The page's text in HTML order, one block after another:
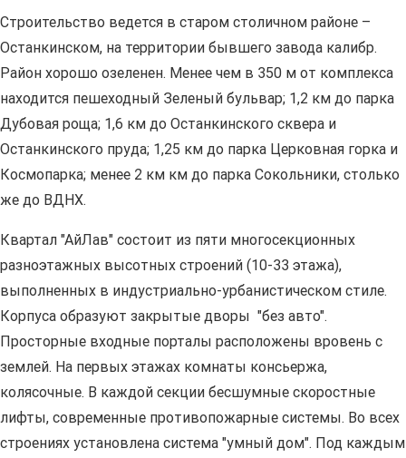
Строительство ведется в старом столичном районе –
Останкинском, на территории бывшего завода калибр.
Район хорошо озеленен. Менее чем в 350 м от комплекса
находится пешеходный Зеленый бульвар; 1,2 км до парка
Дубовая роща; 1,6 км до Останкинского сквера и
Останкинского пруда; 1,25 км до парка Церковная горка и
Космопарка; менее 2 км км до парка Сокольники, столько
же до ВДНХ.
Квартал "АйЛав" состоит из пяти многосекционных
разноэтажных высотных строений (10-33 этажа),
выполненных в индустриально-урбанистическом стиле.
Корпуса образуют закрытые дворы "без авто".
Просторные входные порталы расположены вровень с
землей. На первых этажах комнаты консьержа,
колясочные. В каждой секции бесшумные скоростные
лифты, современные противопожарные системы. Во всех
строениях установлена система "умный дом". Под каждым